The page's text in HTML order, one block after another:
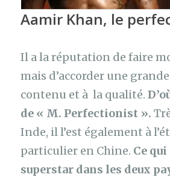
Aamir Khan, le
Il a la réputation de faire
mais d’accorder une
contenu et à la qualité.
de « M. Perfectionist ».
Inde, il l’est également à
particulier en Chine. Ce
superstar dans les deux